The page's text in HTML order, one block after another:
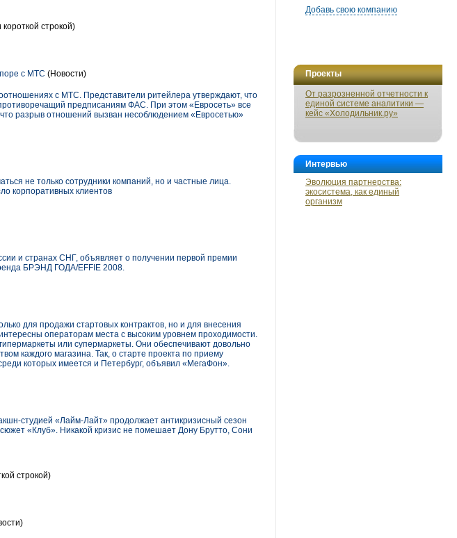
Добавь свою компанию
Проекты
От разрозненной отчетности к
единой системе аналитики —
кейс «Холодильник.ру»
Интервью
Эволюция партнерства:
экосистема, как единый
организм
строкой)
с МТС (Новости)
с МТС. Представители ритейлера утверждают, что
предписаниям ФАС. При этом «Евросеть» все
разрыв отношений вызван несоблюдением «Евросетью»
не только сотрудники компаний, но и частные лица.
корпоративных клиентов
и странах СНГ, объявляет о получении первой премии
БРЭНД ГОДА/EFFIE 2008.
для продажи стартовых контрактов, но и для внесения
операторам места с высоким уровнем проходимости.
или супермаркеты. Они обеспечивают довольно
каждого магазина. Так, о старте проекта по приему
которых имеется и Петербург, объявил «МегаФон».
студией «Лайм-Лайт» продолжает антикризисный сезон
«Клуб». Никакой кризис не помешает Дону Брутто, Сони
строкой)